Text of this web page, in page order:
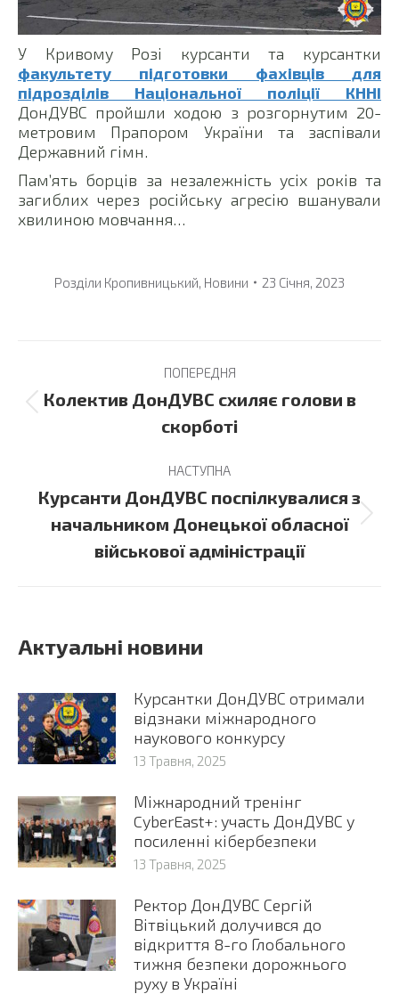
У Кривому Розі курсанти та курсантки
факультету підготовки фахівців для
підрозділів Національної поліції КННІ
ДонДУВС пройшли ходою з розгорнутим 20-
метровим Прапором України та заспівали
Державний гімн.
Пам’ять борців за незалежність усіх років та
загиблих через російську агресію вшанували
хвилиною мовчання…
Розділи Кропивницький, Новини 23 Січня, 2023
navigation
ПОПЕРЕДНЯ
Previous
post:
Колектив ДонДУВС схиляє голови в
скорботі
НАСТУПНА
Next
post:
Курсанти ДонДУВС поспілкувалися з
начальником Донецької обласної
військової адміністрації
Актуальні новини
Курсантки ДонДУВС отримали
відзнаки міжнародного
наукового конкурсу
13 Травня, 2025
Міжнародний тренінг
CyberEast+: участь ДонДУВС у
посиленні кібербезпеки
13 Травня, 2025
Ректор ДонДУВС Сергій
Вітвіцький долучився до
відкриття 8-го Глобального
тижня безпеки дорожнього
руху в Україні